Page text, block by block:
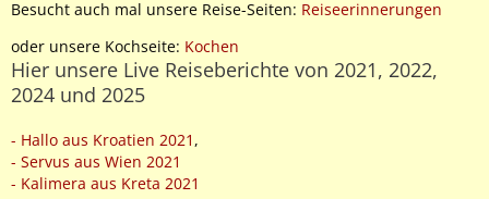
Besucht auch mal unsere Reise-Seiten: Reiseerinnerungen
oder unsere Kochseite: Kochen
Hier unsere Live Reiseberichte von 2021, 2022,
2024 und 2025
- Hallo aus Kroatien 2021 ,
- Servus aus Wien 2021
- Kalimera aus Kreta 2021